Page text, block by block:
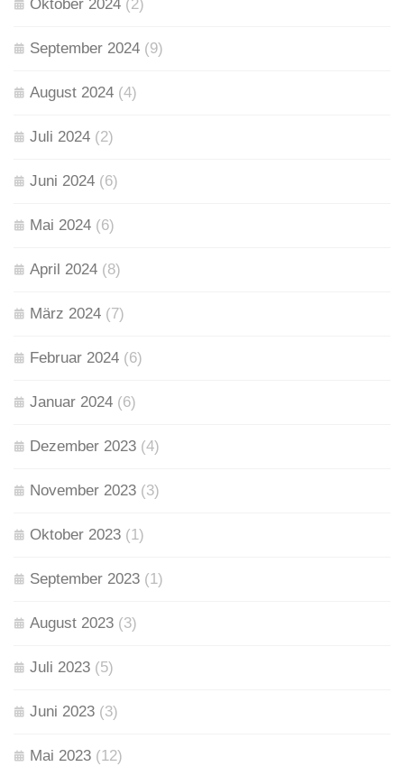
Oktober 2024 (2)
September 2024 (9)
August 2024 (4)
Juli 2024 (2)
Juni 2024 (6)
Mai 2024 (6)
April 2024 (8)
März 2024 (7)
Februar 2024 (6)
Januar 2024 (6)
Dezember 2023 (4)
November 2023 (3)
Oktober 2023 (1)
September 2023 (1)
August 2023 (3)
Juli 2023 (5)
Juni 2023 (3)
Mai 2023 (12)